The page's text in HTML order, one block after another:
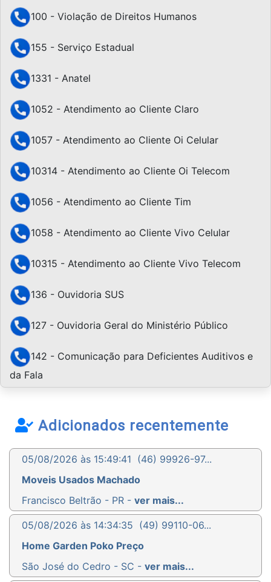
100 - Violação de Direitos Humanos
155 - Serviço Estadual
1331 - Anatel
1052 - Atendimento ao Cliente Claro
1057 - Atendimento ao Cliente Oi Celular
10314 - Atendimento ao Cliente Oi Telecom
1056 - Atendimento ao Cliente Tim
1058 - Atendimento ao Cliente Vivo Celular
10315 - Atendimento ao Cliente Vivo Telecom
136 - Ouvidoria SUS
127 - Ouvidoria Geral do Ministério Público
142 - Comunicação para Deficientes Auditivos e
da Fala
Adicionados recentemente
05/08/2026 às 15:49:41 (46) 99926-97...
Moveis Usados Machado
Francisco Beltrão - PR - ver mais...
05/08/2026 às 14:34:35 (49) 99110-06...
Home Garden Poko Preço
São José do Cedro - SC - ver mais...